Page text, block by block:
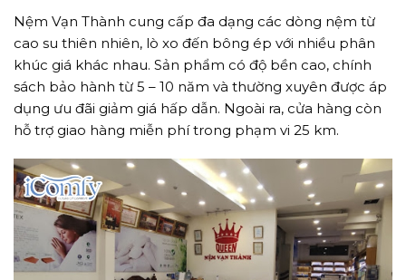
Nệm Vạn Thành cung cấp đa dạng các dòng nệm từ
cao su thiên nhiên, lò xo đến bông ép với nhiều phân
khúc giá khác nhau. Sản phẩm có độ bền cao, chính
sách bảo hành từ 5 – 10 năm và thường xuyên được áp
dụng ưu đãi giảm giá hấp dẫn. Ngoài ra, cửa hàng còn
hỗ trợ giao hàng miễn phí trong phạm vi 25 km.